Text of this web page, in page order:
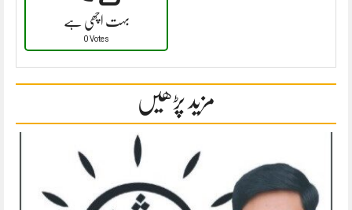
بہت اچھی ہے
0 Votes
مزید پڑھیں